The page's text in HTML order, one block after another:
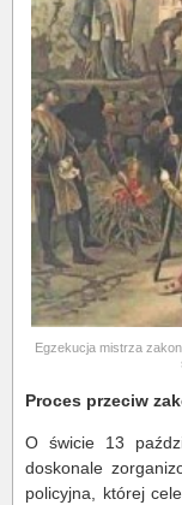
Egzekucja mistrza
Proces przeciw
O świcie 13
doskonale
policyjna, której